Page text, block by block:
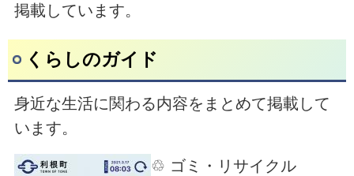
掲載しています。
くらしのガイド
身近な生活に関わる内容をまとめて掲載して
います。
♲ ゴミ・リサイクル